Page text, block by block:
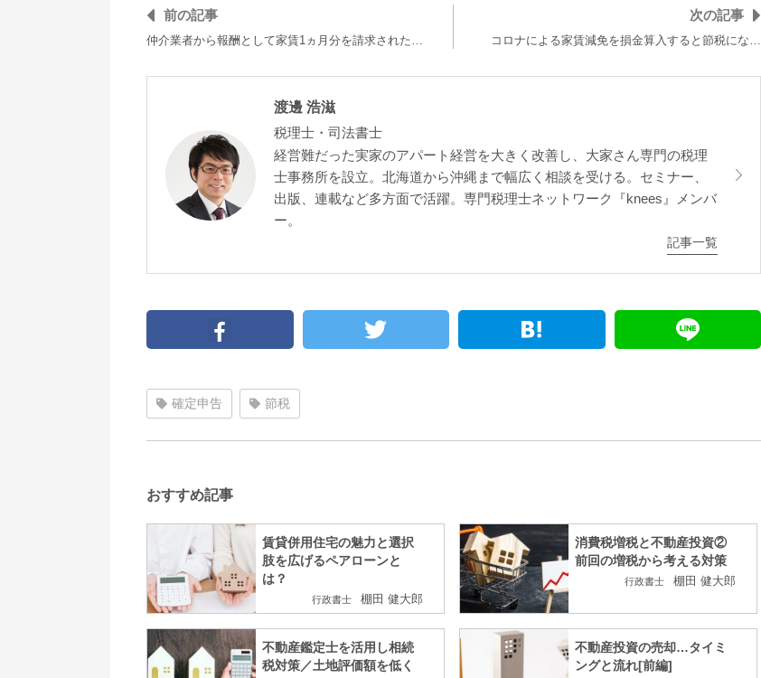
前の記事
仲介業者から報酬として家賃1ヵ月分を請求された…
次の記事
コロナによる家賃減免を損金算入すると節税にな…
渡邊 浩滋
税理士・司法書士
経営難だった実家のアパート経営を大きく改善し、大家さん専門の税理
士事務所を設立。北海道から沖縄まで幅広く相談を受ける。セミナー、
出版、連載など多方面で活躍。専門税理士ネットワーク『knees』メンバ
ー。
記事一覧
確定申告 節税
おすすめ記事
賃貸併用住宅の魅力と選択
肢を広げるペアローンと
は？
行政書士 棚田 健大郎
消費税増税と不動産投資②
前回の増税から考える対策
行政書士 棚田 健大郎
不動産鑑定士を活用し相続
税対策／土地評価額を低く
不動産投資の売却…タイミ
ングと流れ[前編]